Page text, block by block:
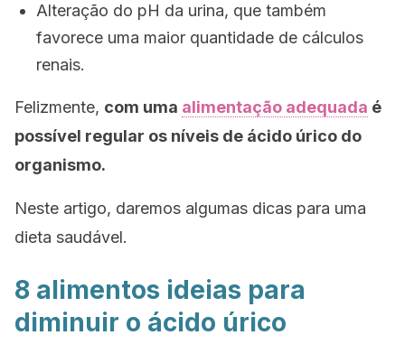
Alteração do pH da urina, que também
favorece uma maior quantidade de cálculos
renais.
Felizmente, com uma alimentação adequada é
possível regular os níveis de ácido úrico do
organismo.
Neste artigo, daremos algumas dicas para uma
dieta saudável.
8 alimentos ideias para
diminuir o ácido úrico